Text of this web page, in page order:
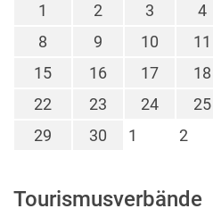
1 2 3 4
8
9 10 11
15
16 17 18
22
23 24 25
29
30 1 2
Tourismusverbände